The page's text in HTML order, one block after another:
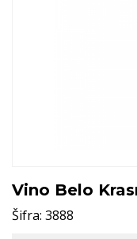
Vino Belo
Šifra: 3888